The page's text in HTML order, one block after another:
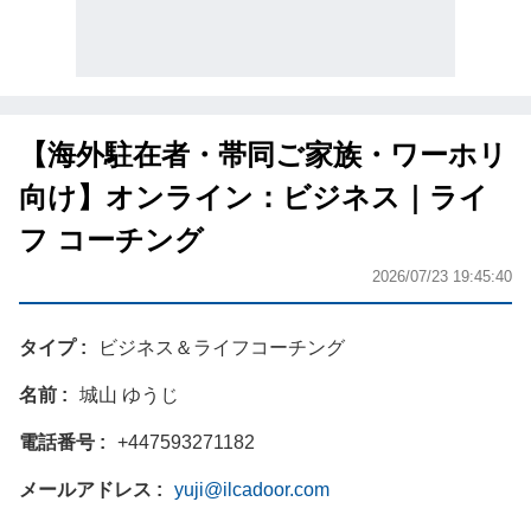
【海外駐在者・帯同ご家族・ワーホリ
向け】オンライン：ビジネス｜ライ
フ コーチング
2026/07/23 19:45:40
タイプ ビジネス＆ライフコーチング
名前 城山 ゆうじ
電話番号 +447593271182
メールアドレス yuji@ilcadoor.com